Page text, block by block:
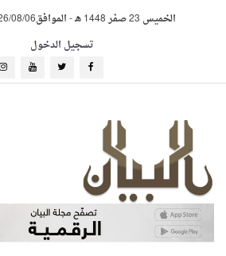
الخميس 23 صفر 1448 هـ -الموافق2026/08/06م
تسجيل الدخول